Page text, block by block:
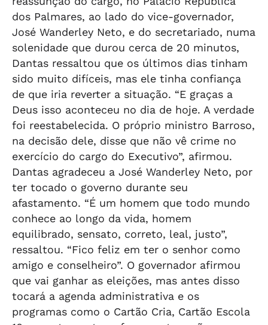
dos Palmares, ao lado do vice-governador,
José Wanderley Neto, e do secretariado, numa
solenidade que durou cerca de 20 minutos,
Dantas ressaltou que os últimos dias tinham
sido muito difíceis, mas ele tinha confiança
de que iria reverter a situação. “E graças a
Deus isso aconteceu no dia de hoje. A verdade
foi reestabelecida. O próprio ministro Barroso,
na decisão dele, disse que não vê crime no
exercício do cargo do Executivo”, afirmou.
Dantas agradeceu a José Wanderley Neto, por
ter tocado o governo durante seu
afastamento. “É um homem que todo mundo
conhece ao longo da vida, homem
equilibrado, sensato, correto, leal, justo”,
ressaltou. “Fico feliz em ter o senhor como
amigo e conselheiro”. O governador afirmou
que vai ganhar as eleições, mas antes disso
tocará a agenda administrativa e os
programas como o Cartão Cria, Cartão Escola